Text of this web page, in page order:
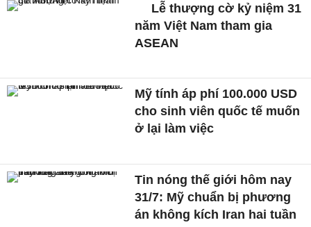
Lễ thượng cờ kỷ niệm 31
năm Việt Nam tham gia
ASEAN
Mỹ tính áp phí 100.000 USD
cho sinh viên quốc tế muốn
ở lại làm việc
Tin nóng thế giới hôm nay
31/7: Mỹ chuẩn bị phương
án không kích Iran hai tuần